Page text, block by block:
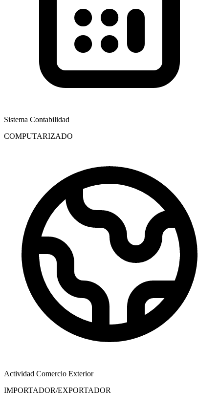
Sistema Contabilidad
COMPUTARIZADO
Actividad Comercio Exterior
IMPORTADOR/EXPORTADOR